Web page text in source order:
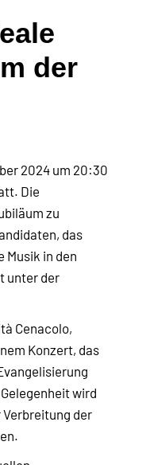
der
2024 um 20:30
Die
zu
das
Musik in den
unter der
Cenacolo,
Konzert, das
wird
der